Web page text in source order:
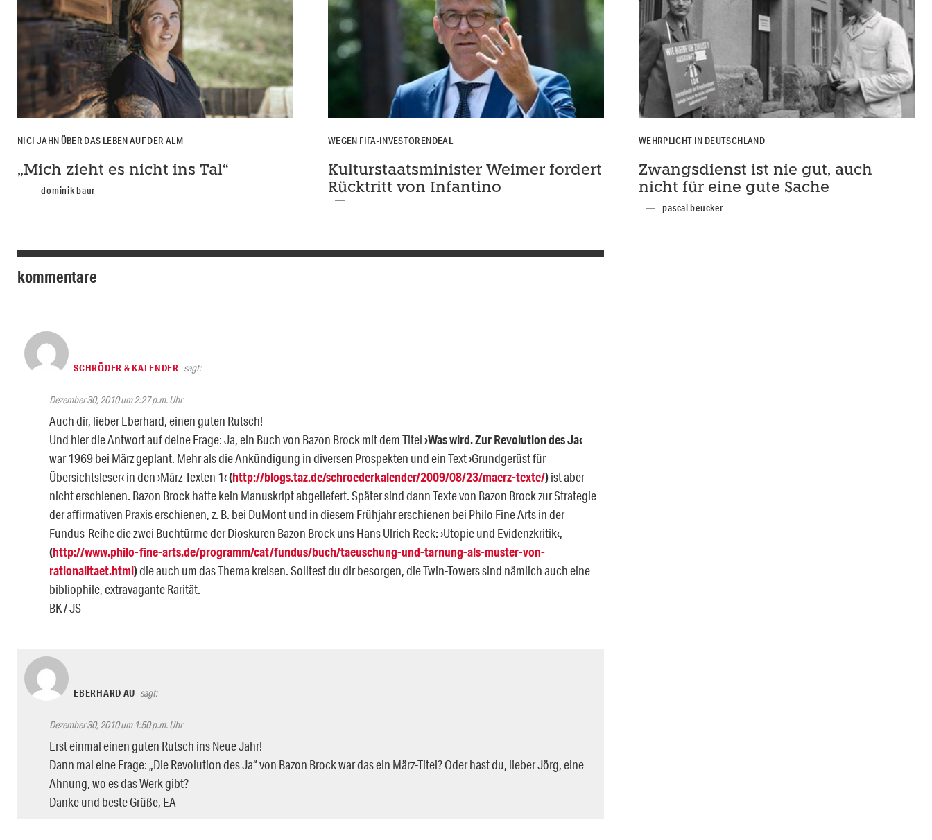
NICI JAHN ÜBER DAS LEBEN AUF DER ALM
„Mich zieht es nicht ins Tal“
dominik baur
WEGEN FIFA-INVESTORENDEAL
Kulturstaatsminister Weimer fordert
Rücktritt von Infantino
WEHRPLICHT IN DEUTSCHLAND
Zwangsdienst ist nie gut, auch
nicht für eine gute Sache
pascal beucker
kommentare
SCHRÖDER & KALENDER sagt:
Dezember 30, 2010 um 2:27 p.m. Uhr
Auch dir, lieber Eberhard, einen guten Rutsch!
Und hier die Antwort auf deine Frage: Ja, ein Buch von Bazon Brock mit dem Titel›Was wird. Zur Revolution des Ja‹
war 1969 bei März geplant. Mehr als die Ankündigung in diversen Prospekten und ein Text ›Grundgerüst für
Übersichtsleser‹ in den ›März-Texten 1‹(http://blogs.taz.de/schroederkalender/2009/08/23/maerz-texte/)ist aber
nicht erschienen. Bazon Brock hatte kein Manuskript abgeliefert. Später sind dann Texte von Bazon Brock zur Strategie
der affirmativen Praxis erschienen, z. B. bei DuMont und in diesem Frühjahr erschienen bei Philo Fine Arts in der
Fundus-Reihe die zwei Buchtürme der Dioskuren Bazon Brock uns Hans Ulrich Reck: ›Utopie und Evidenzkritik‹,
(http://www.philo-fine-arts.de/programm/cat/fundus/buch/taeuschung-und-tarnung-als-muster-von-
rationalitaet.html)die auch um das Thema kreisen. Solltest du dir besorgen, die Twin-Towers sind nämlich auch eine
bibliophile, extravagante Rarität.
BK / JS
EBERHARD AU sagt:
Dezember 30, 2010 um 1:50 p.m. Uhr
Erst einmal einen guten Rutsch ins Neue Jahr!
Dann mal eine Frage: „Die Revolution des Ja“ von Bazon Brock war das ein März-Titel? Oder hast du, lieber Jörg, eine
Ahnung, wo es das Werk gibt?
Danke und beste Grüße, EA